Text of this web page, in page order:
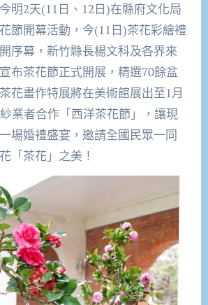
明2天(11日、12日)在縣府文化局
節開幕活動，今(11日)茶花彩繪禮
序幕，新竹縣長楊文科及各界來
布茶花節正式開展，精選70餘盆
花畫作特展將在美術館展出至1月
業者合作「西洋茶花節」，讓現
場婚禮盛宴，邀請全國民眾一同
「茶花」之美！